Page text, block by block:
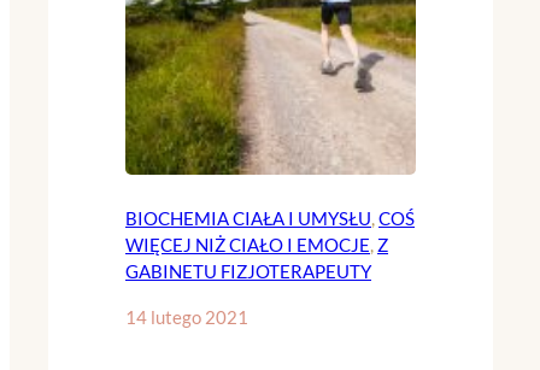
BIOCHEMIA CIAŁA I UMYSŁU, COŚ
WIĘCEJ NIŻ CIAŁO I EMOCJE, Z
GABINETU FIZJOTERAPEUTY
14 lutego 2021